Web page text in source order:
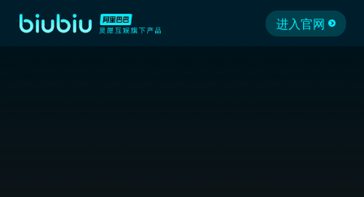
进入官网